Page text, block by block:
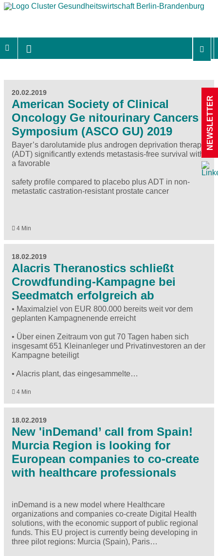
20.02.2019
American Society of Clinical
Oncology Ge nitourinary Cancers
Symposium (ASCO GU) 2019
Bayer’s darolutamide plus androgen deprivation therapy
(ADT) significantly extends metastasis-free survival with
a favorable
safety profile compared to placebo plus ADT in non-
metastatic castration-resistant prostate cancer
4 Min
18.02.2019
Alacris Theranostics schließt
Crowdfunding-Kampagne bei
Seedmatch erfolgreich ab
• Maximalziel von EUR 800.000 bereits weit vor dem
geplanten Kampagnenende erreicht
• Über einen Zeitraum von gut 70 Tagen haben sich
insgesamt 651 Kleinanleger und Privatinvestoren an der
Kampagne beteiligt
• Alacris plant, das eingesammelte…
4 Min
18.02.2019
New 'inDemand’ call from Spain!
Murcia Region is looking for
European companies to co-create
with healthcare professionals
inDemand is a new model where Healthcare
organizations and companies co-create Digital Health
solutions, with the economic support of public regional
funds. This EU project is currently being developing in
three pilot regions: Murcia (Spain), Paris…
NEWSLETTER